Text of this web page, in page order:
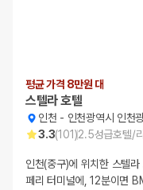
평균 가격 8만원 대
스텔라 호텔
인천 - 인천광역시 인천
3.3(101)2.5성급호텔/
인천(중구)에 위치한 스텔
페리 터미널에, 12분이면